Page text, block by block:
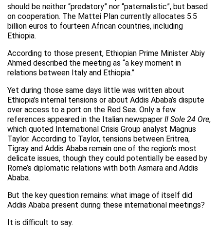
should be neither “predatory” nor “paternalistic”, but based
on cooperation. The Mattei Plan currently allocates 5.5
billion euros to fourteen African countries, including
Ethiopia.
According to those present, Ethiopian Prime Minister Abiy
Ahmed described the meeting as “a key moment in
relations between Italy and Ethiopia.”
Yet during those same days little was written about
Ethiopia’s internal tensions or about Addis Ababa’s dispute
over access to a port on the Red Sea. Only a few
references appeared in the Italian newspaper Il Sole 24 Ore,
which quoted International Crisis Group analyst Magnus
Taylor. According to Taylor, tensions between Eritrea,
Tigray and Addis Ababa remain one of the region’s most
delicate issues, though they could potentially be eased by
Rome’s diplomatic relations with both Asmara and Addis
Ababa.
But the key question remains: what image of itself did
Addis Ababa present during these international meetings?
It is difficult to say.